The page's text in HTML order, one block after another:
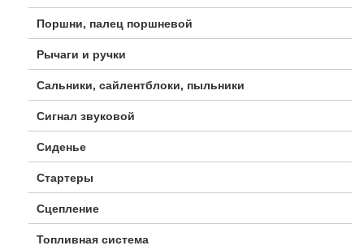
Поршни, палец поршневой
Рычаги и ручки
Сальники, сайлентблоки, пыльники
Сигнал звуковой
Сиденье
Стартеры
Сцепление
Топливная система